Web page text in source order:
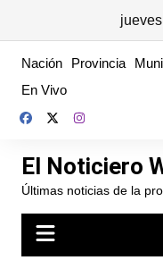
content
Nación Provincia
En Vivo
El Noticiero
Últimas noticias de la